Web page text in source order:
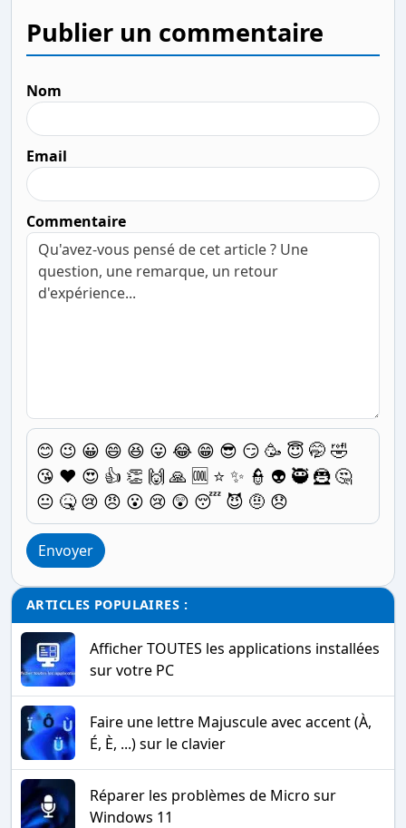
Publier un commentaire
Nom
Email
Commentaire
😊 😉 😀 😄 😆 😛 😂 😁 😎 😏 🥳 😇 🤭 🤣
😘 ❤️ 😍 👍 👏 🙌 🙏 🆒 ⭐ ✨ 👮 👽 🥷 🦹 🤔
😐 🤒 😢 😠 😮 😢 😲 😴 😈 🤨 😞
Envoyer
ARTICLES POPULAIRES :
Afficher TOUTES les applications installées
sur votre PC
Faire une lettre Majuscule avec accent (À,
É, È, ...) sur le clavier
Réparer les problèmes de Micro sur
Windows 11